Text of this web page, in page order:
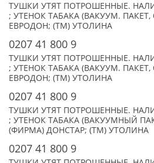
ТУШКИ УТЯТ ПОТРОШЕННЫЕ.
; УТЕНОК ТАБАКА (ВАКУУМ.
ЕВРОДОН; (TM) УТОЛИНА
0207 41 800 9
ТУШКИ УТЯТ ПОТРОШЕННЫЕ.
; УТЕНОК ТАБАКА (ВАКУУМ.
ЕВРОДОН; (TM) УТОЛИНА
0207 41 800 9
ТУШКИ УТЯТ ПОТРОШЕННЫЕ.
; УТЕНОК ТАБАКА (ВАКУУМНЫЙ
(ФИРМА) ДОНСТАР; (TM) УТОЛИНА
0207 41 800 9